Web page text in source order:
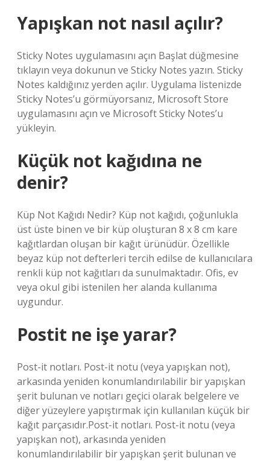
Yapışkan not nasıl açılır?
Sticky Notes uygulamasını açın Başlat düğmesine
tıklayın veya dokunun ve Sticky Notes yazın. Sticky
Notes kaldığınız yerden açılır. Uygulama listenizde
Sticky Notes’u görmüyorsanız, Microsoft Store
uygulamasını açın ve Microsoft Sticky Notes’u
yükleyin.
Küçük not kağıdına ne
denir?
Küp Not Kağıdı Nedir? Küp not kağıdı, çoğunlukla
üst üste binen ve bir küp oluşturan 8 x 8 cm kare
kağıtlardan oluşan bir kağıt ürünüdür. Özellikle
beyaz küp not defterleri tercih edilse de kullanıcılara
renkli küp not kağıtları da sunulmaktadır. Ofis, ev
veya okul gibi istenilen her alanda kullanıma
uygundur.
Postit ne işe yarar?
Post-it notları. Post-it notu (veya yapışkan not),
arkasında yeniden konumlandırılabilir bir yapışkan
şerit bulunan ve notları geçici olarak belgelere ve
diğer yüzeylere yapıştırmak için kullanılan küçük bir
kağıt parçasıdır.Post-it notları. Post-it notu (veya
yapışkan not), arkasında yeniden
konumlandırılabilir bir yapışkan şerit bulunan ve